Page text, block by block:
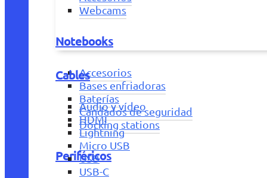
Webcams
Notebooks
Accesorios
Bases enfriadoras
Baterías
Candados de seguridad
Docking stations
Periféricos
Cables
Audio y vídeo
HDMI
Lightning
Micro USB
USB
USB-C